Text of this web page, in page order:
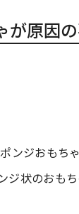
が原因
ンジおもち
状のおも